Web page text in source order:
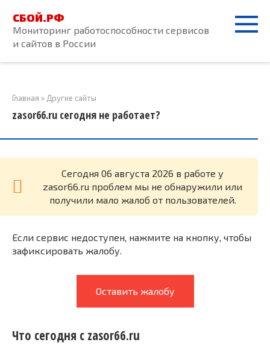
контенту
СБОЙ.РФ
Мониторинг работоспособности сервисов
и сайтов в России
Главная » Другие сайты
zasor66.ru сегодня не работает?
Cегодня 06 августа 2026 в работе у
zasor66.ru проблем мы не обнаружили или
получили мало жалоб от пользователей.
Если сервис недоступен, нажмите на кнопку, чтобы
зафиксировать жалобу.
Оставить жалобу
Что сегодня с zasor66.ru